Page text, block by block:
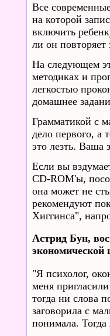
Все
на которой
включить
ли он повторяет
На следующем
методиках и
легкостью
домашнее
Грамматикой с
дело первого, а
это лезть. Ваша
Если вы
СD-ROM'ы,
она может не
рекомендуют
Хиггинса",
Астрид Бун,
экономической
"Я психолог,
меня
тогда ни слова
заговорила с
понимала.